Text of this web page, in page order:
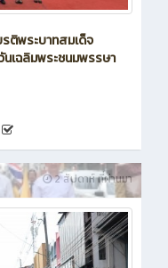
รติพระบาทสมเด็จ
นเฉลิมพระชนมพรรษา
2 สัปดาห์ ที่ผ่านมา